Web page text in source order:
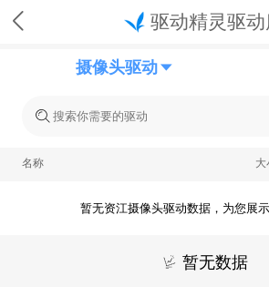
驱动精灵驱动
摄像头驱动
名称 大
暂无资江摄像头驱动数据，为您展
暂无数据